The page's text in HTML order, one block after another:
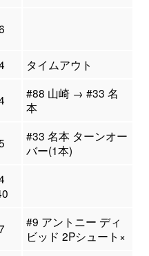
タイムアウト
#88 山崎 → #33 名
本
#33 名本 ターンオー
バー(1本)
#9 アントニー ディ
ビッド 2Pシュート×